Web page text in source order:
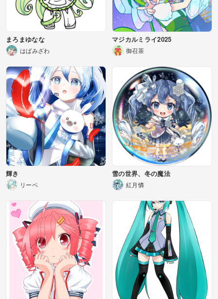
まろまゆなな
はばみざわ
マジカルミライ2025
御召茶
輝き
リーベ
雪の世界、冬の魔法
紅月憐